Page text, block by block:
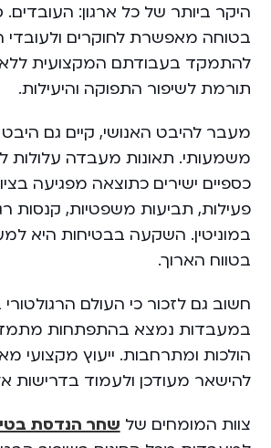
היקר ביותר של כל ארגון:
בטוחה מאפשרת לחוקרים
להתמקד בעבודתם המקצועית
תורמת לשיפור התפוקה והיעילות.
מעבר להיבט האנושי, קיים גם היבט
משמעותי. תאונות מעבדה עלולות
כספיים ישירים כתוצאה מפגיעה
פעילות, תביעות משפטיות, קנסות
במוניטין. השקעה בבטיחות היא
בטווח הארוך.
חשוב גם לזכור כי העולם
במעבדות נמצא בהתפתחות
הולכות ומתרחבות. ייעוץ מקצועי
להישאר מעודכן ולעמוד בדרישות
צוות המומחים של שחר הנדסת